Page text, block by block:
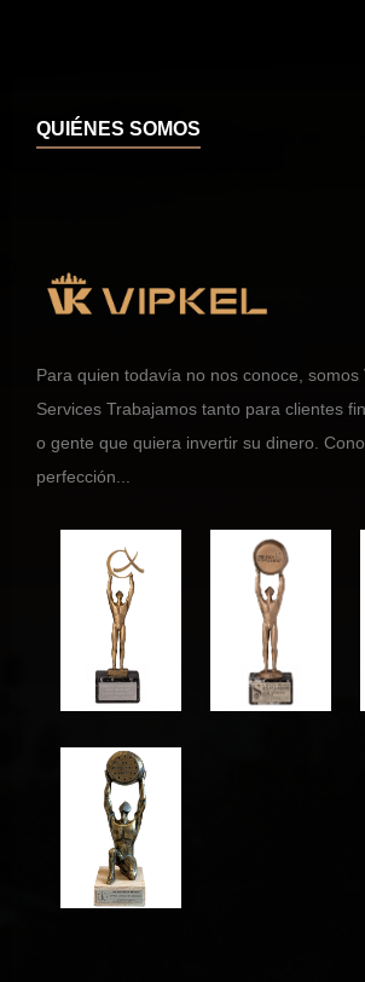
QUIÉNES SOMOS
Para quien todavía no nos conoce, somos
Services Trabajamos tanto para clientes
o gente que quiera invertir su dinero.
perfección...